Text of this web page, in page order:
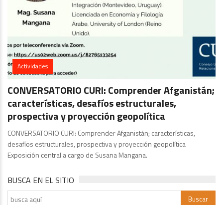
Actividades
CONVERSATORIO CURI: Comprender Afganistán;
características, desafíos estructurales,
prospectiva y proyección geopolítica
CONVERSATORIO CURI: Comprender Afganistán; características,
desafíos estructurales, prospectiva y proyección geopolítica
Exposición central a cargo de Susana Mangana.
BUSCA EN EL SITIO